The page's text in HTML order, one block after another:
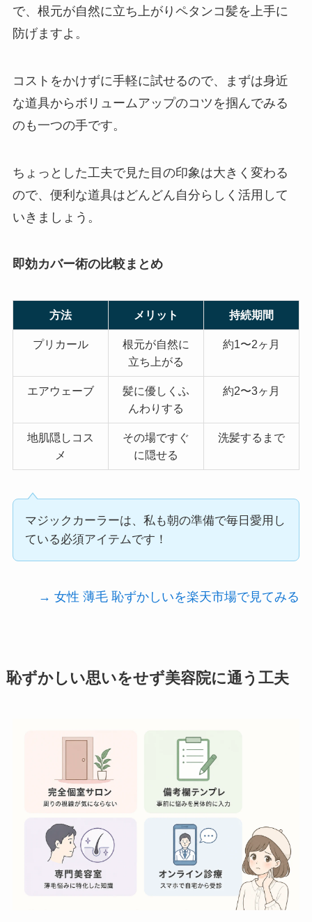
で、根元が自然に立ち上がりペタンコ髪を上手に
防げますよ。
コストをかけずに手軽に試せるので、まずは身近
な道具からボリュームアップのコツを掴んでみる
のも一つの手です。
ちょっとした工夫で見た目の印象は大きく変わる
ので、便利な道具はどんどん自分らしく活用して
いきましょう。
即効カバー術の比較まとめ
方法 メリット 持続期間
プリカール
根元が自然に
立ち上がる
約1〜2ヶ月
エアウェーブ
髪に優しくふ
んわりする
約2〜3ヶ月
地肌隠しコス
メ
その場ですぐ
に隠せる
洗髪するまで
マジックカーラーは、私も朝の準備で毎日愛用し
ている必須アイテムです！
→ 女性 薄毛 恥ずかしいを楽天市場で見てみる
恥ずかしい思いをせず美容院に通う工夫